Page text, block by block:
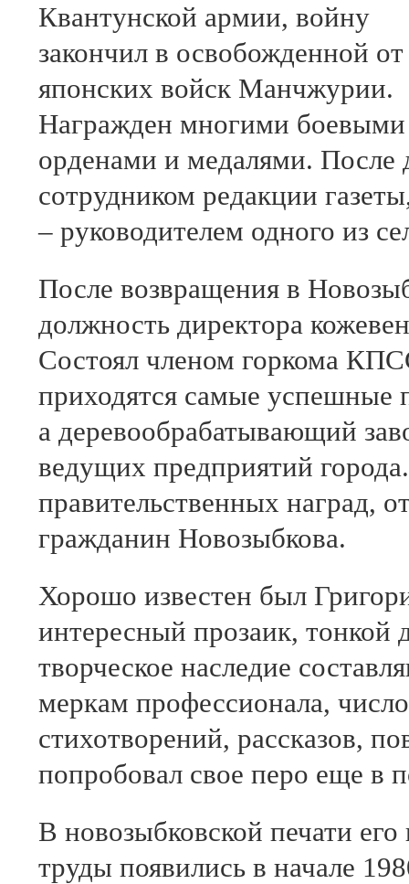
Квантунской армии, войну
закончил в освобожденной от
японских войск Манчжурии.
Награжден многими боевыми
орденами и медалями. После
сотрудником редакции
– руководителем одного из
После возвращения в
должность директора
Состоял членом горкома
приходятся самые успешные
а деревообрабатывающий
ведущих предприятий
правительственных наград,
гражданин Новозыбкова.
Хорошо известен был
интересный прозаик, тонкой
творческое наследие
меркам профессионала,
стихотворений, рассказов,
попробовал свое перо еще в
В новозыбковской печати его
труды появились в начале